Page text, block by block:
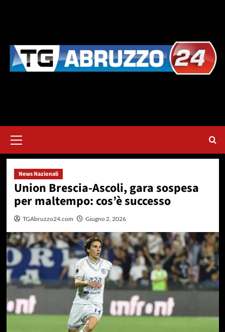
principale
News Nazionali
Union Brescia-Ascoli, gara sospesa
per maltempo: cos’è successo
TGAbruzzo24.com Giugno 2, 2026